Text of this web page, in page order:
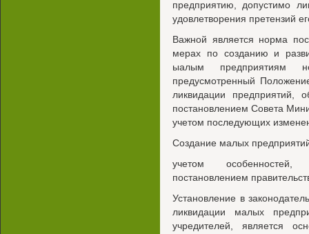
предприятию, допустимо
удовлетворения претензий
Важной является норма
мерах по созданию и
ыалым предприятиям
предусмотренный
ликвидации предприятий,
постановлением Совета
учетом последующих
Создание малых
учетом особенностей,
постановлением
Установление в
ликвидации малых
учредителей, является